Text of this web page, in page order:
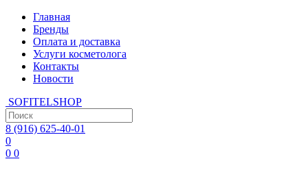
Главная
Бренды
Оплата и доставка
Услуги косметолога
Контакты
Новости
SOFITELSHOP
8 (916) 625-40-01
0
0 0